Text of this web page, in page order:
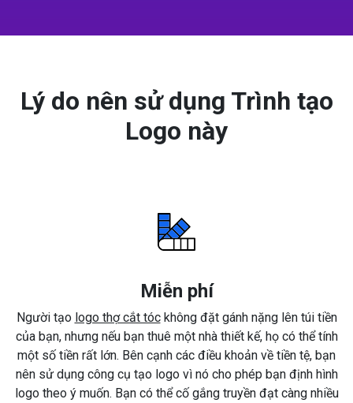
Lý do nên sử dụng Trình tạo
Logo này
Miễn phí
Người tạo logo thợ cắt tóckhông đặt gánh nặng lên túi tiền
của bạn, nhưng nếu bạn thuê một nhà thiết kế, họ có thể tính
một số tiền rất lớn. Bên cạnh các điều khoản về tiền tệ, bạn
nên sử dụng công cụ tạo logo vì nó cho phép bạn định hình
logo theo ý muốn. Bạn có thể cố gắng truyền đạt càng nhiều